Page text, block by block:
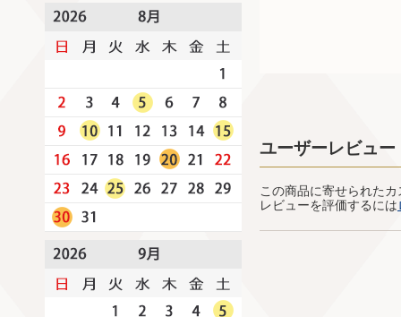
ユーザーレビュー
この商品に寄せられた
レビューを評価するには